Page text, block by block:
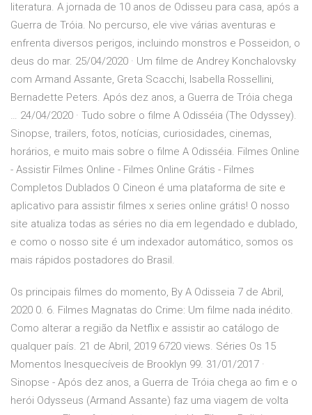
literatura. A jornada de 10 anos de Odisseu para casa, após a
Guerra de Tróia. No percurso, ele vive várias aventuras e
enfrenta diversos perigos, incluindo monstros e Posseidon, o
deus do mar. 25/04/2020 · Um filme de Andrey Konchalovsky
com Armand Assante, Greta Scacchi, Isabella Rossellini,
Bernadette Peters. Após dez anos, a Guerra de Tróia chega
… 24/04/2020 · Tudo sobre o filme A Odisséia (The Odyssey).
Sinopse, trailers, fotos, notícias, curiosidades, cinemas,
horários, e muito mais sobre o filme A Odisséia. Filmes Online
- Assistir Filmes Online - Filmes Online Grátis - Filmes
Completos Dublados O Cineon é uma plataforma de site e
aplicativo para assistir filmes x series online grátis! O nosso
site atualiza todas as séries no dia em legendado e dublado,
e como o nosso site é um indexador automático, somos os
mais rápidos postadores do Brasil.
Os principais filmes do momento, By A Odisseia 7 de Abril,
2020 0. 6. Filmes Magnatas do Crime: Um filme nada inédito.
Como alterar a região da Netflix e assistir ao catálogo de
qualquer país. 21 de Abril, 2019 6720 views. Séries Os 15
Momentos Inesquecíveis de Brooklyn 99. 31/01/2017 ·
Sinopse - Após dez anos, a Guerra de Tróia chega ao fim e o
herói Odysseus (Armand Assante) faz uma viagem de volta